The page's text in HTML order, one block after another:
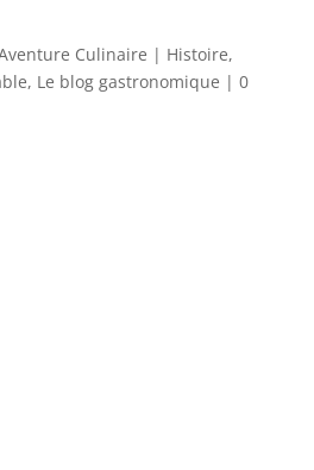
Culinaire | Histoire,
, Le blog gastronomique | 0